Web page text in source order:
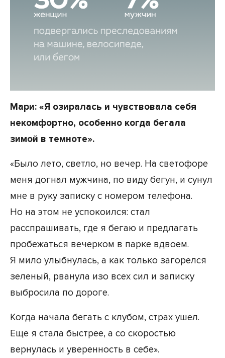
Мари: «Я озиралась и чувствовала себя
некомфортно, особенно когда бегала
зимой в темноте».
«Было лето, светло, но вечер. На светофоре
меня догнал мужчина, по виду бегун, и сунул
мне в руку записку с номером телефона.
Но на этом не успокоился: стал
расспрашивать, где я бегаю и предлагать
пробежаться вечерком в парке вдвоем.
Я мило улыбнулась, а как только загорелся
зеленый, рванула изо всех сил и записку
выбросила по дороге.
Когда начала бегать с клубом, страх ушел.
Еще я стала быстрее, а со скоростью
вернулась и уверенность в себе».